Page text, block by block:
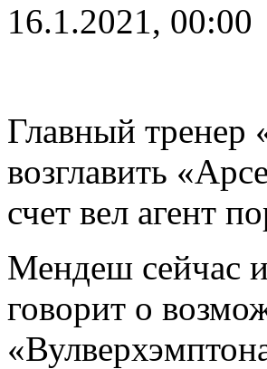
16.1.2021, 00:00
Главный тренер
возглавить
счет вел агент
Мендеш сейчас
говорит о